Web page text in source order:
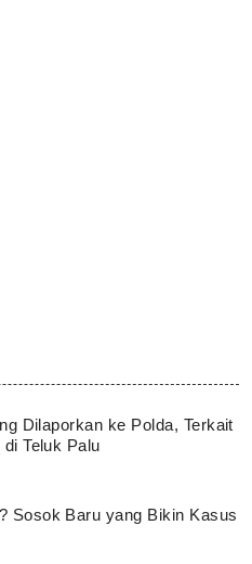
Dilaporkan ke Polda, Terkait
Teluk Palu
Sosok Baru yang Bikin Kasus